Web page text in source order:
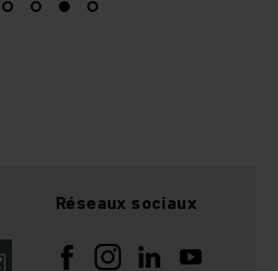
Réseaux sociaux